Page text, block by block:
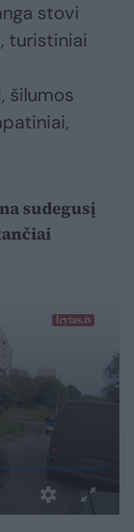
stovi
turistiniai
šilumos
sudegusį